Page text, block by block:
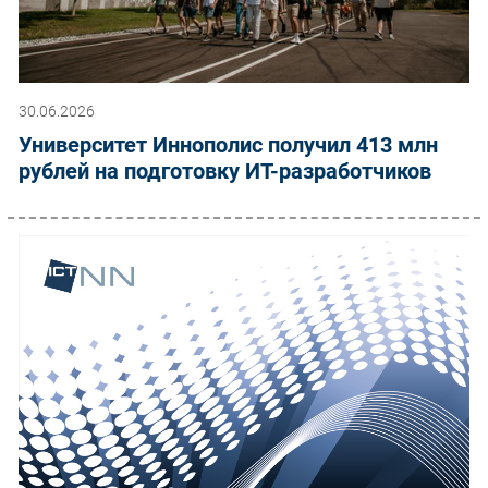
30.06.2026
Университет Иннополис получил 413 млн
рублей на подготовку ИТ-разработчиков